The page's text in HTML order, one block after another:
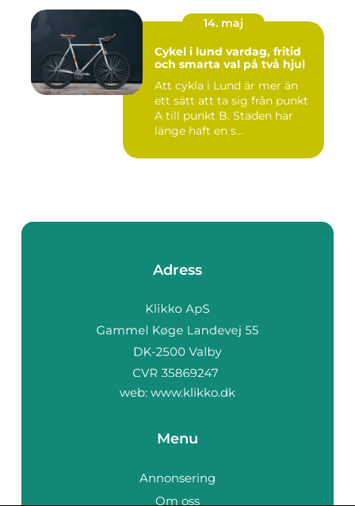
14. maj
Cykel i lund vardag, fritid
och smarta val på två hjul
Att cykla i Lund är mer än
ett sätt att ta sig från punkt
A till punkt B. Staden har
länge haft en s...
Adress
web: www.klikko.dk
Menu
Annonsering
Om oss